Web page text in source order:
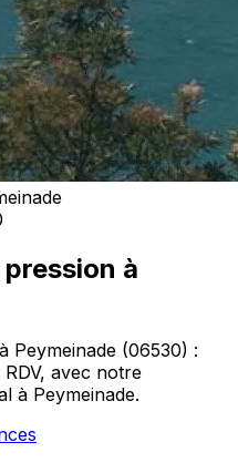
à
Peymeinade (06530) :
avec notre
à Peymeinade.